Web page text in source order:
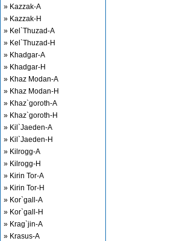
» Kazzak-A
» Kazzak-H
» Kel`Thuzad-A
» Kel`Thuzad-H
» Khadgar-A
» Khadgar-H
» Khaz Modan-A
» Khaz Modan-H
» Khaz`goroth-A
» Khaz`goroth-H
» Kil`Jaeden-A
» Kil`Jaeden-H
» Kilrogg-A
» Kilrogg-H
» Kirin Tor-A
» Kirin Tor-H
» Kor`gall-A
» Kor`gall-H
» Krag`jin-A
» Krasus-A